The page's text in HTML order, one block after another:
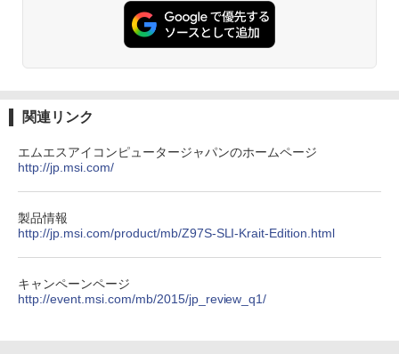
￥1,112
コカ・コーラ やかんの麦茶 from 爽健美茶 ラ
クスDIGITAL)
版ビッグガンガンコミックス)
関連リンク
エムエスアイコンピュータージャパンのホームページ
http://jp.msi.com/
製品情報
http://jp.msi.com/product/mb/Z97S-SLI-Krait-Edition.html
キャンペーンページ
http://event.msi.com/mb/2015/jp_review_q1/